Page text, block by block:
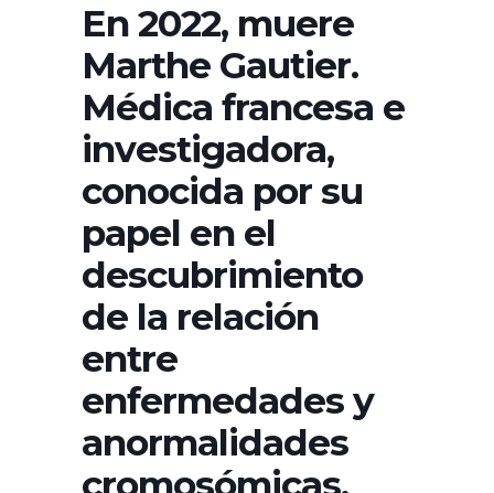
En 2022, muere
Marthe Gautier.
Médica francesa e
investigadora,
conocida por su
papel en el
descubrimiento
de la relación
entre
enfermedades y
anormalidades